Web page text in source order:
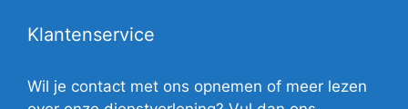
Klantenservice
Wil je contact met ons opnemen of meer lezen